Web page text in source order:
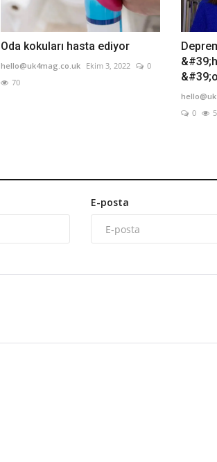
Oda kokuları hasta ediyor
hello@uk4mag.co.uk Ekim 3, 2022
0
70
0
E-posta